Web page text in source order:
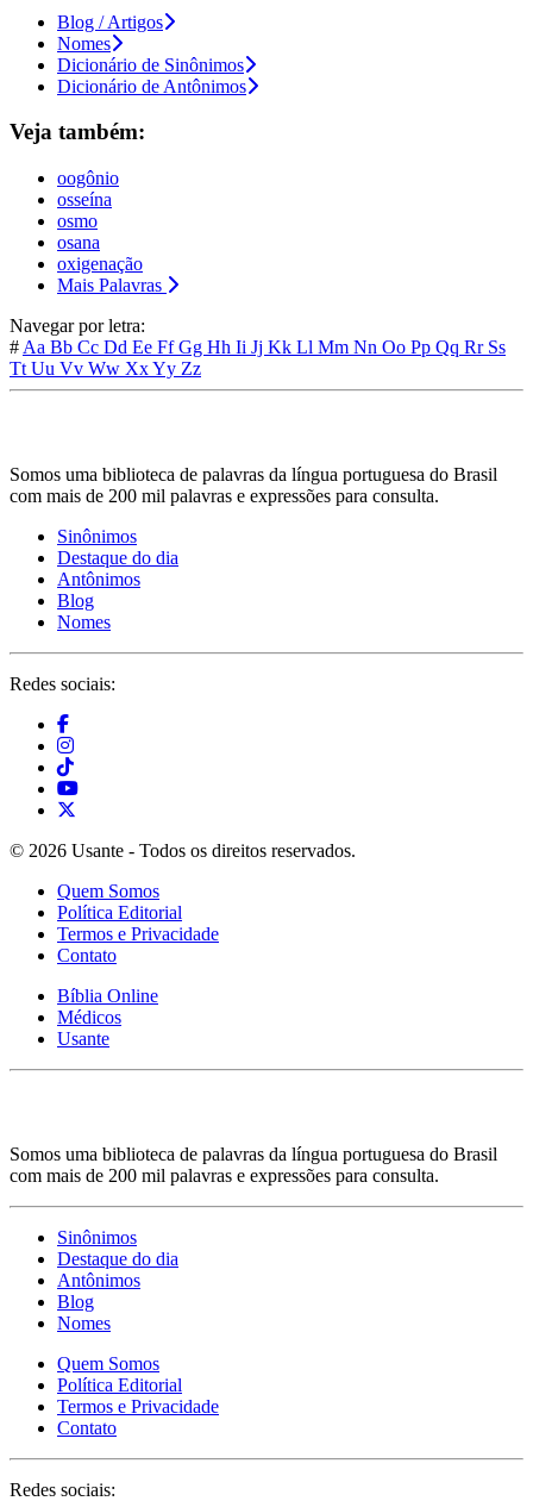
Blog / Artigos
Nomes
Dicionário de Sinônimos
Dicionário de Antônimos
Veja também:
oogônio
osseína
osmo
osana
oxigenação
Mais Palavras
Navegar por letra:
# Aa Bb Cc Dd Ee FfGg Hh Ii Jj Kk Ll Mm Nn Oo Pp Qq Rr Ss
Tt Uu Vv Ww XxYy Zz
Somos uma biblioteca de palavras da língua portuguesa do Brasil
com mais de 200 mil palavras e expressões para consulta.
Sinônimos
Destaque do dia
Antônimos
Blog
Nomes
Redes sociais:
© 2026 Usante - Todos os direitos reservados.
Quem Somos
Política Editorial
Termos e Privacidade
Contato
Bíblia Online
Médicos
Usante
Somos uma biblioteca de palavras da língua portuguesa do Brasil
com mais de 200 mil palavras e expressões para consulta.
Sinônimos
Destaque do dia
Antônimos
Blog
Nomes
Quem Somos
Política Editorial
Termos e Privacidade
Contato
Redes sociais: